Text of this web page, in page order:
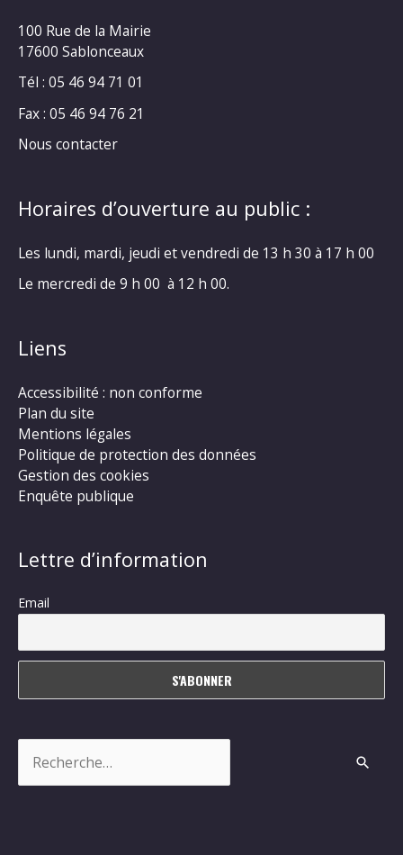
100 Rue de la Mairie
17600 Sablonceaux
Tél : 05 46 94 71 01
Fax : 05 46 94 76 21
Nous contacter
Horaires d’ouverture au public :
Les lundi, mardi, jeudi et vendredi de 13 h 30 à 17 h 00
Le mercredi de 9 h 00 à 12 h 00.
Liens
Accessibilité : non conforme
Plan du site
Mentions légales
Politique de protection des données
Gestion des cookies
Enquête publique
Lettre d’information
Email